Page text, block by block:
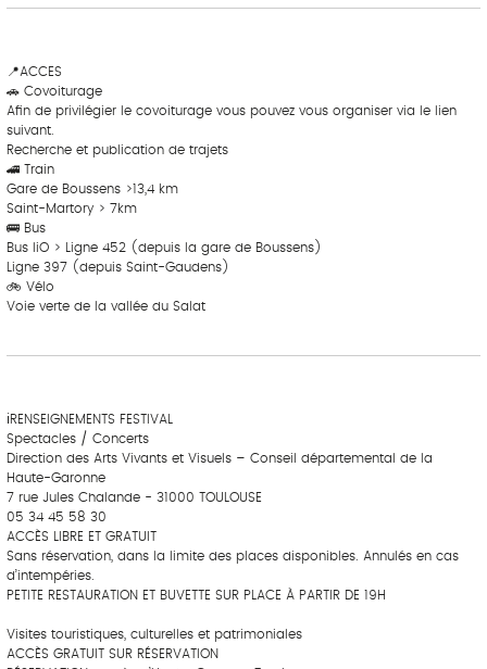
📍ACCES
🚗 Covoiturage
Afin de privilégier le covoiturage vous pouvez vous organiser via le lien
suivant.
Recherche et publication de trajets
🚄 Train
Gare de Boussens >13,4 km
Saint-Martory > 7km
🚌 Bus
Bus liO > Ligne 452 (depuis la gare de Boussens)
Ligne 397 (depuis Saint-Gaudens)
🚲 Vélo
Voie verte de la vallée du Salat
ℹRENSEIGNEMENTS FESTIVAL
Spectacles / Concerts
Direction des Arts Vivants et Visuels – Conseil départemental de la
Haute-Garonne
7 rue Jules Chalande - 31000 TOULOUSE
05 34 45 58 30
ACCÈS LIBRE ET GRATUIT
Sans réservation, dans la limite des places disponibles. Annulés en cas
d’intempéries.
PETITE RESTAURATION ET BUVETTE SUR PLACE À PARTIR DE 19H
Visites touristiques, culturelles et patrimoniales
ACCÈS GRATUIT SUR RÉSERVATION